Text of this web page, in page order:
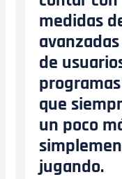
medidas
de
que
un poco
jugando.